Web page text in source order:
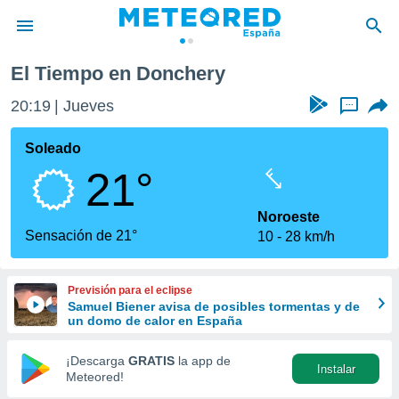
de
por
que se
calidad.
a este
las
y
forma
digital
basada
El Tiempo en Donchery
20:19 Jueves ...
Soleado
21°
Sensación de 21°
Noroeste
10
28 km/h
Previsión para el eclipse
Samuel Biener avisa de posibles tormentas y de
un domo de calor en España
¡Descarga GRATIS la app de
Meteored!
Instalar